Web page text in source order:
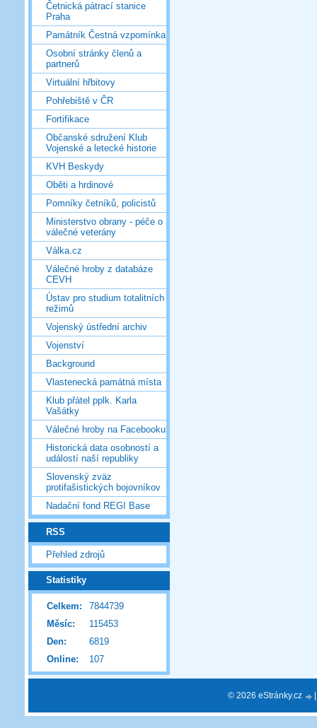
Četnická pátrací stanice
Praha
Památník Čestná vzpomínka
Osobní stránky členů a
partnerů
Virtuální hřbitovy
Pohřebiště v ČR
Fortifikace
Občanské sdružení Klub
Vojenské a letecké historie
KVH Beskydy
Oběti a hrdinové
Pomníky četníků, policistů
Ministerstvo obrany - péče o
válečné veterány
Válka.cz
Válečné hroby z databáze
CEVH
Ústav pro studium totalitních
režimů
Vojenský ústřední archiv
Vojenství
Background
Vlastenecká památná místa
Klub přátel pplk. Karla
Vašátky
Válečné hroby na Facebooku
Historická data osobností a
událostí naší republiky
Slovenský zväz
protifašistických bojovníkov
Nadační fond REGI Base
RSS
Přehled zdrojů
Statistiky
Online: 107
Celkem:
7844739
Měsíc:
115453
Den:
6819
© 2026 eStránky.cz